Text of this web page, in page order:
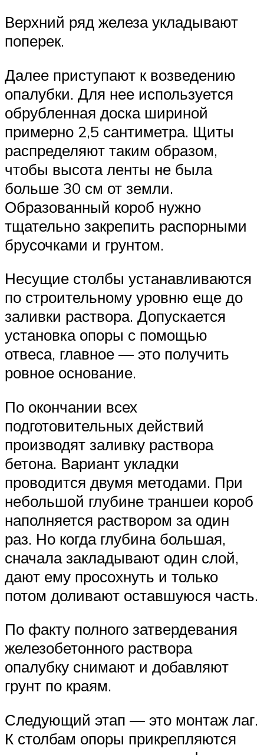
Верхний ряд железа укладывают
поперек.
Далее приступают к возведению
опалубки. Для нее используется
обрубленная доска шириной
примерно 2,5 сантиметра. Щиты
распределяют таким образом,
чтобы высота ленты не была
больше 30 см от земли.
Образованный короб нужно
тщательно закрепить распорными
брусочками и грунтом.
Несущие столбы устанавливаются
по строительному уровню еще до
заливки раствора. Допускается
установка опоры с помощью
отвеса, главное — это получить
ровное основание.
По окончании всех
подготовительных действий
производят заливку раствора
бетона. Вариант укладки
проводится двумя методами. При
небольшой глубине траншеи короб
наполняется раствором за один
раз. Но когда глубина большая,
сначала закладывают один слой,
дают ему просохнуть и только
потом доливают оставшуюся часть.
По факту полного затвердевания
железобетонного раствора
опалубку снимают и добавляют
грунт по краям.
Следующий этап — это монтаж лаг.
К столбам опоры прикрепляются